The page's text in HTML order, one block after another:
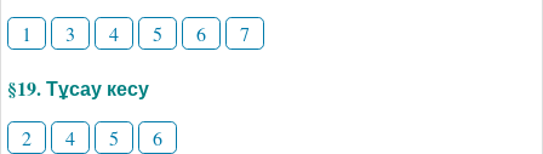
1 3 4 5 6 7
§19. Тұсау кесу
2 4 5 6